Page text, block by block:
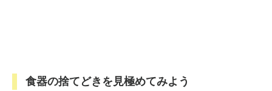
食器の捨てどきを見極めてみよう